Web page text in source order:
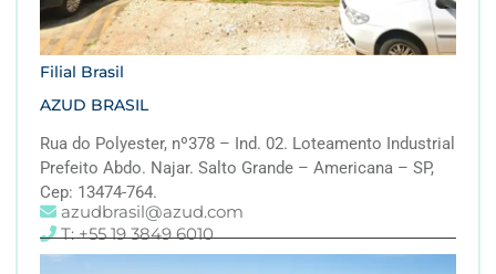
Filial Brasil
AZUD BRASIL
Rua do Polyester, nº378 – Ind. 02. Loteamento Industrial
Prefeito Abdo. Najar. Salto Grande – Americana – SP,
Cep: 13474-764.
azudbrasil@azud.com
T: +55 19 3849 6010